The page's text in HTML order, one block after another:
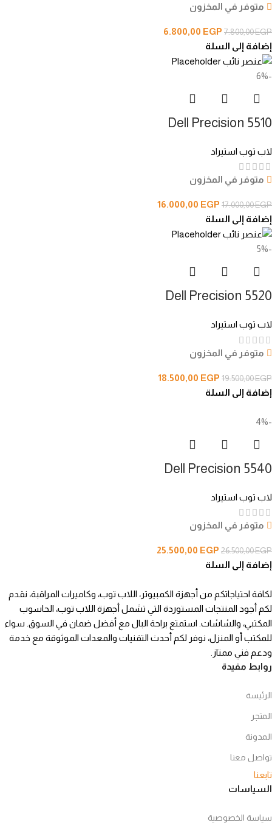
متوفر في المخزون
7.800,00EGP
6.800,00 EGP
إضافة إلى السلة
-6%
Dell Precision 5510
لاب توب استيراد
متوفر في المخزون
17.000,00EGP
16.000,00 EGP
إضافة إلى السلة
-5%
Dell Precision 5520
لاب توب استيراد
متوفر في المخزون
19.500,00EGP
18.500,00 EGP
إضافة إلى السلة
-4%
Dell Precision 5540
لاب توب استيراد
متوفر في المخزون
26.500,00EGP
25.500,00 EGP
إضافة إلى السلة
لكافة احتياجاتكم من أجهزة الكمبيوتر، اللاب توب، وكاميرات المراقبة، نقدم
لكم أجود المنتجات المستوردة التي تشمل أجهزة اللاب توب، الحاسوب
المكتبي، والشاشات. استمتع براحة البال مع أفضل ضمان في السوق. سواء
للمكتب أو المنزل، نوفر لكم أحدث التقنيات والمعدات الموثوقة مع خدمة
ودعم فني ممتاز.
روابط مفيدة
الرئيسة
المتجر
المدونة
تواصل معنا
تابعنا
السياسات
سياسة الخصوصية